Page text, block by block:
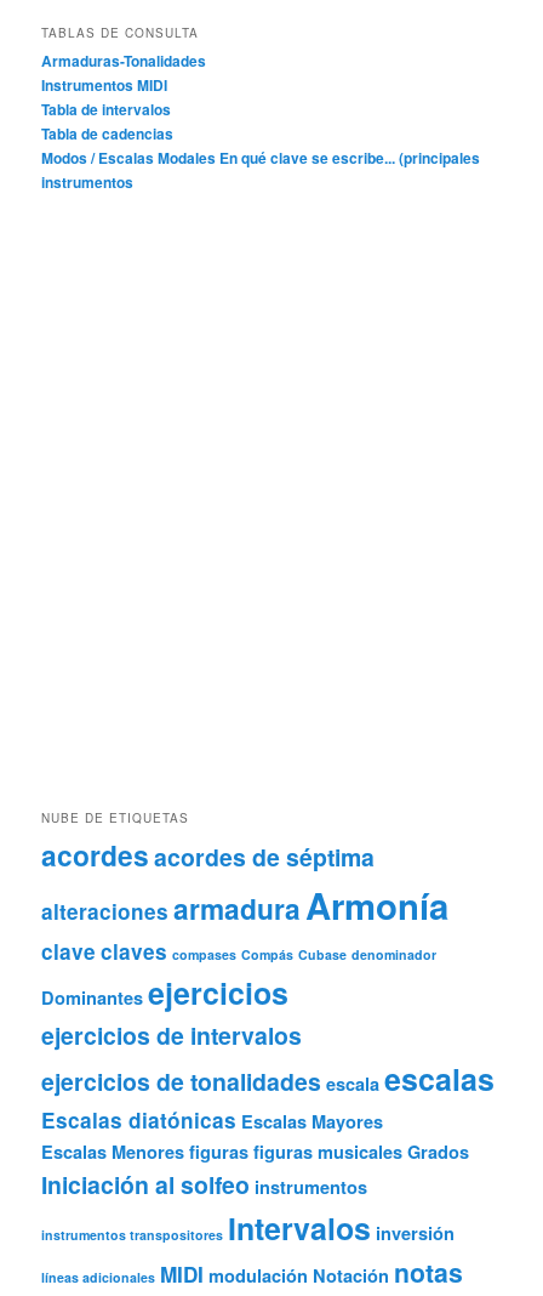
TABLAS DE CONSULTA
Armaduras-Tonalidades
Instrumentos MIDI
Tabla de intervalos
Tabla de cadencias
Modos / Escalas Modales En qué clave se escribe... (principales
instrumentos
NUBE DE ETIQUETAS
acordesacordes de séptima
alteraciones armaduraArmonía
clave claves compases Compás Cubase denominador
Dominantes ejercicios
ejercicios de intervalos
ejercicios de tonalidades escala escalas
Escalas diatónicas Escalas Mayores
Escalas Menores figuras figuras musicales Grados
Iniciación al solfeo instrumentos
instrumentos transpositores Intervalos inversión
líneas adicionales MIDI modulación Notación notas